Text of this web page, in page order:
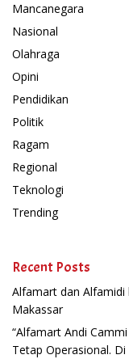
Mancanegara
Nasional
Olahraga
Opini
Pendidikan
Politik
Ragam
Regional
Teknologi
Trending
Recent Posts
Alfamart dan Alfamidi
Makassar
“Alfamart Andi
Tetap Operasional.